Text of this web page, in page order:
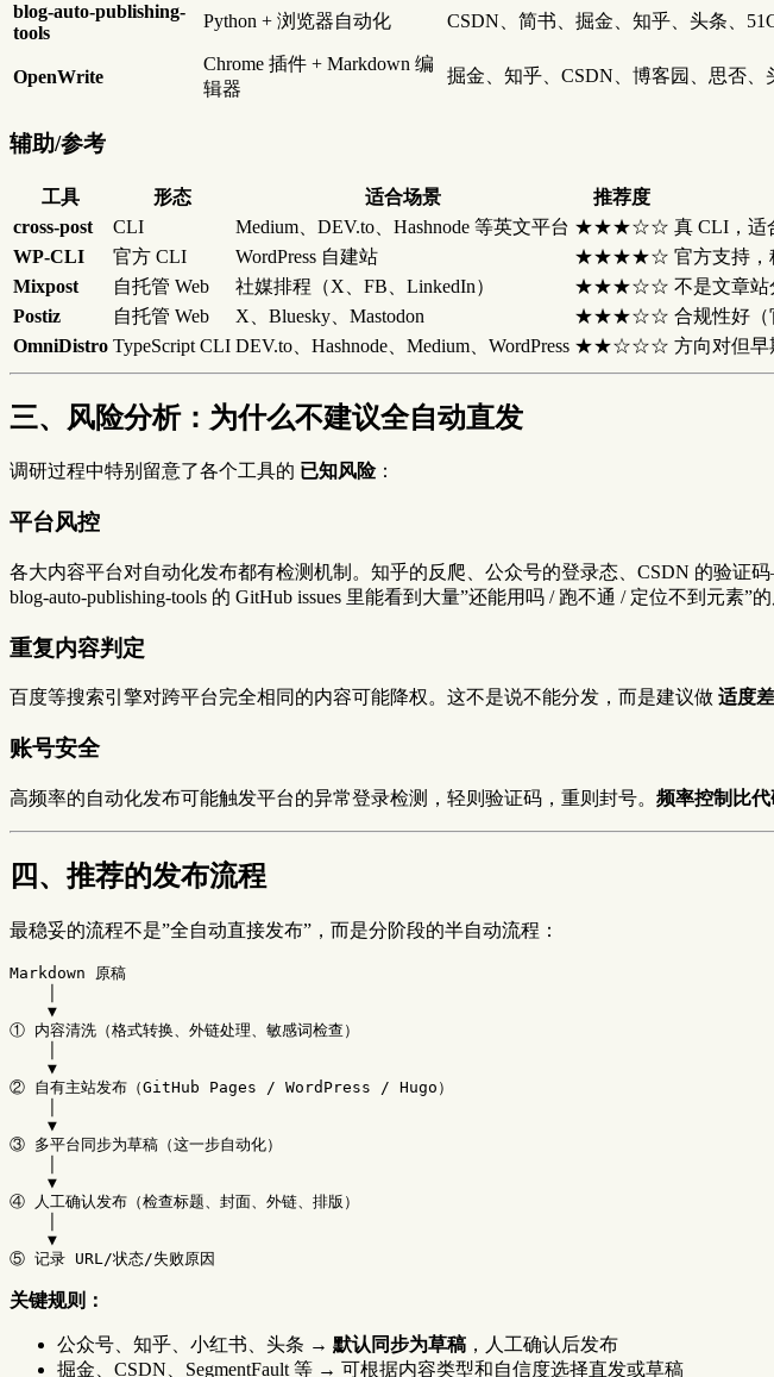
blog-auto-publishing-
tools
Python + 浏览器自动化 CSDN、简书、掘金、知乎、头条、
OpenWrite
Chrome 插件 + Markdown 编
辑器
掘金、知乎、CSDN、博客园、思否、
辅助/参考
工具 形态 适合场景 推荐度
cross-post
CLI Medium、DEV.to、Hashnode 等英文平台 ★★★☆☆ 真 CLI，适
WP-CLI
官方 CLI WordPress 自建站 ★★★★☆ 官方支持
Mixpost
自托管 Web 社媒排程（X、FB、LinkedIn） ★★★☆☆ 不是文章站
Postiz
自托管 Web X、Bluesky、Mastodon ★★★☆☆ 合规性好（
OmniDistro TypeScript CLI DEV.to、Hashnode、Medium、WordPress ★★☆☆☆ 方向对但
三、风险分析：为什么不建议全自动直发
调研过程中特别留意了各个工具的 已知风险：
平台风控
各大内容平台对自动化发布都有检测机制。知乎的反爬、公众号的登录态、CSDN 的验
blog-auto-publishing-tools 的 GitHub issues 里能看到大量”还能用吗 / 跑不通 / 定位不到元素”的
重复内容判定
百度等搜索引擎对跨平台完全相同的内容可能降权。这不是说不能分发，而是建议做 适度
账号安全
高频率的自动化发布可能触发平台的异常登录检测，轻则验证码，重则封号。 频率控制比代
四、推荐的发布流程
最稳妥的流程不是”全自动直接发布”，而是分阶段的半自动流程：
Markdown 原稿
    ▼
① 内容清洗（格式转换、外链处理、敏感词检查）
    ▼
② 自有主站发布（GitHub Pages / WordPress / Hugo）
    ▼
③ 多平台同步为草稿（这一步自动化）
    ▼
④ 人工确认发布（检查标题、封面、外链、排版）
    ▼
关键规则：
公众号、知乎、小红书、头条 → 默认同步为草稿 ，人工确认后发布
掘金、CSDN、SegmentFault 等 → 可根据内容类型和自信度选择直发或草稿